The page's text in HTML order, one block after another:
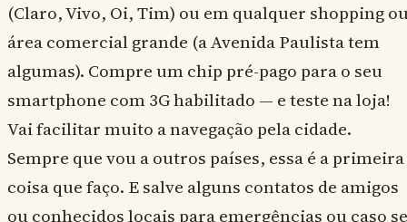
(Claro, Vivo, Oi, Tim) ou em qualquer shopping
área comercial grande (a Avenida Paulista tem
algumas). Compre um chip pré-pago para o seu
smartphone com 3G habilitado — e teste na loja!
Vai facilitar muito a navegação pela cidade.
Sempre que vou a outros países, essa é a primeira
coisa que faço. E salve alguns contatos de amigos
ou conhecidos locais para emergências ou caso se